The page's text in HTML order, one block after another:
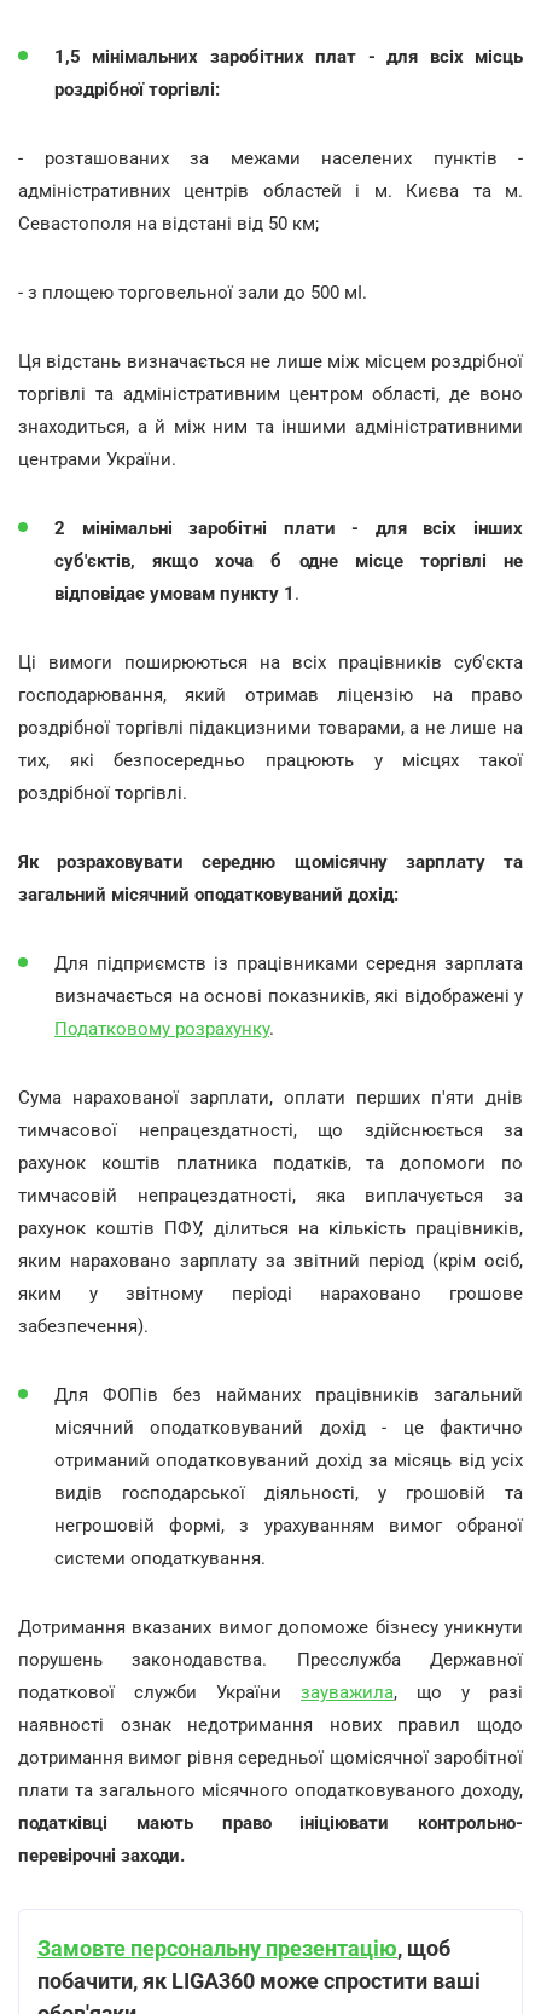
1,5 мінімальних заробітних плат - для всіх місць
роздрібної торгівлі:
- розташованих за межами населених пунктів -
адміністративних центрів областей і м. Києва та м.
Севастополя на відстані від 50 км;
- з площею торговельної зали до 500 мІ.
Ця відстань визначається не лише між місцем роздрібної
торгівлі та адміністративним центром області, де воно
знаходиться, а й між ним та іншими адміністративними
центрами України.
2 мінімальні заробітні плати - для всіх інших
суб'єктів, якщо хоча б одне місце торгівлі не
відповідає умовам пункту 1 .
Ці вимоги поширюються на всіх працівників суб'єкта
господарювання, який отримав ліцензію на право
роздрібної торгівлі підакцизними товарами, а не лише на
тих, які безпосередньо працюють у місцях такої
роздрібної торгівлі.
Як розраховувати середню щомісячну зарплату та
загальний місячний оподатковуваний дохід:
Для підприємств із працівниками середня зарплата
визначається на основі показників, які відображені у
Податковому розрахунку.
Сума нарахованої зарплати, оплати перших п'яти днів
тимчасової непрацездатності, що здійснюється за
рахунок коштів платника податків, та допомоги по
тимчасовій непрацездатності, яка виплачується за
рахунок коштів ПФУ, ділиться на кількість працівників,
яким нараховано зарплату за звітний період (крім осіб,
яким у звітному періоді нараховано грошове
забезпечення).
Для ФОПів без найманих працівників загальний
місячний оподатковуваний дохід - це фактично
отриманий оподатковуваний дохід за місяць від усіх
видів господарської діяльності, у грошовій та
негрошовій формі, з урахуванням вимог обраної
системи оподаткування.
Дотримання вказаних вимог допоможе бізнесу уникнути
порушень законодавства. Пресслужба Державної
податкової служби України зауважила, що у разі
наявності ознак недотримання нових правил щодо
дотримання вимог рівня середньої щомісячної заробітної
плати та загального місячного оподатковуваного доходу,
податківці мають право ініціювати контрольно-
перевірочні заходи.
Замовте персональну презентацію, щоб
побачити, як LIGA360 може спростити ваші